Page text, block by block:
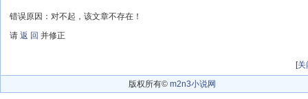
错误原因：对不起，该文章不存在！
请 返 回 并修正
[关
版权所有© m2n3小说网